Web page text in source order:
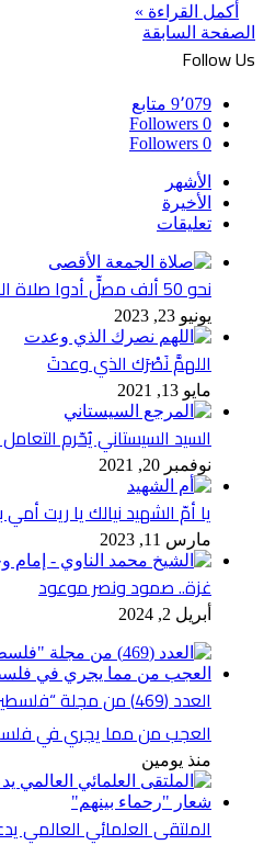
أكمل القراءة »
الصفحة السابقة
Follow Us
9٬079 متابع
0
Followers
0
Followers
الأشهر
الأخيرة
تعليقات
نحو 50 ألف مصلٍّ أدوا صلاة الجمعة في الأقصى
يونيو 23, 2023
اللهمَّ نَصْرَك الذي وعدتَ
مايو 13, 2021
السيد السيستاني يُحّرم التعامل
نوفمبر 20, 2021
يا أمّ الشهيد نيالك يا ريت أمي
مارس 11, 2023
غزة.. صمود ونصر موعود
أبريل 2, 2024
العدد (469) من مجلة
العجب من مما يجري في
منذ يومين
الملتقى العلمائي العالمي